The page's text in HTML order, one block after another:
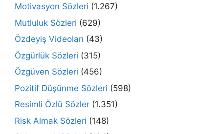
Motivasyon Sözleri (1.267)
Mutluluk Sözleri (629)
Özdeyiş Videoları (43)
Özgürlük Sözleri (315)
Özgüven Sözleri (456)
Pozitif Düşünme Sözleri (598)
Resimli Özlü Sözler (1.351)
Risk Almak Sözleri (148)